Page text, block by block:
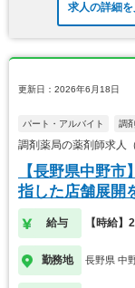
求人の詳細を
更新日：2026年6月18日
パート・アルバイト 調
調剤薬局の薬剤師求人
【長野県中野
指した店舗展開
給与 【時給】
勤務地 長野県 中